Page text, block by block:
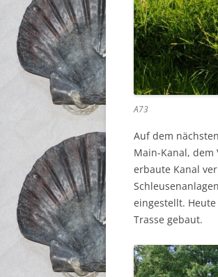
A73
Auf dem
Main-Kanal, dem
erbaute Kanal
eingestellt.
Trasse gebaut.